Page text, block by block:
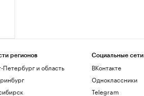
регионов
Петербург и область
Социальные сети
ВКонтакте
Одноклассники
Telegram